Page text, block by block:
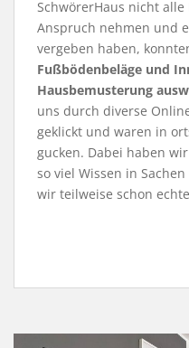
SchwörerHaus nicht
Anspruch nehmen und
vergeben haben,
Fußbödenbeläge und
Hausbemusterung
uns durch diverse
geklickt und waren in
gucken. Dabei haben
so viel Wissen in
wir teilweise schon